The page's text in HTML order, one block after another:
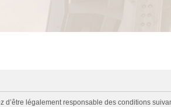
légalement responsable des conditions